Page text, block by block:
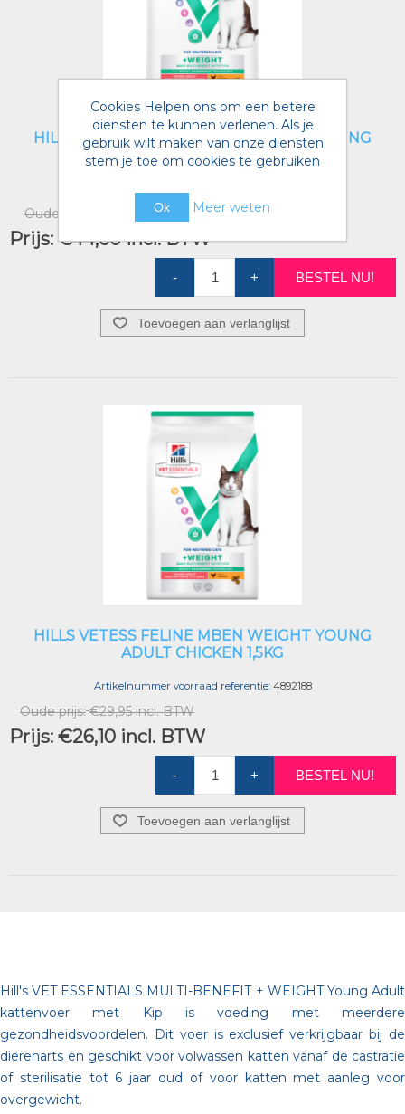
HILLS VETESS FELINE MBEN WEIGHT YOUNG
ADULT CHICKEN 3KG
Oude prijs: €51,75 incl. BTW
Prijs: €44,60 incl. BTW
- + BESTEL NU!
Toevoegen aan verlanglijst
HILLS VETESS FELINE MBEN WEIGHT YOUNG
ADULT CHICKEN 1,5KG
Artikelnummer voorraad referentie: 4892188
Oude prijs: €29,95 incl. BTW
Prijs: €26,10 incl. BTW
- + BESTEL NU!
Toevoegen aan verlanglijst
Hill's VET ESSENTIALS MULTI-BENEFIT + WEIGHT Young Adult
kattenvoer met Kip is voeding met meerdere
gezondheidsvoordelen. Dit voer is exclusief verkrijgbaar bij de
dierenarts en geschikt voor volwassen katten vanaf de castratie
of sterilisatie tot 6 jaar oud of voor katten met aanleg voor
overgewicht.
Cookies Helpen ons om een betere
diensten te kunnen verlenen. Als je
gebruik wilt maken van onze diensten
stem je toe om cookies te gebruiken
Ok Meer weten